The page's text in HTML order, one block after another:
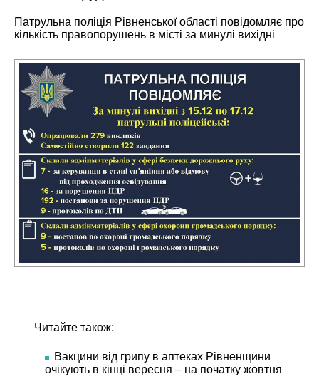
Патрульна поліція Рівненської області повідомляє про
кількість правопорушень в місті за минулі вихідні
Читайте також:
Вакцини від грипу в аптеках Рівненщини
очікують в кінці вересня – на початку жовтня